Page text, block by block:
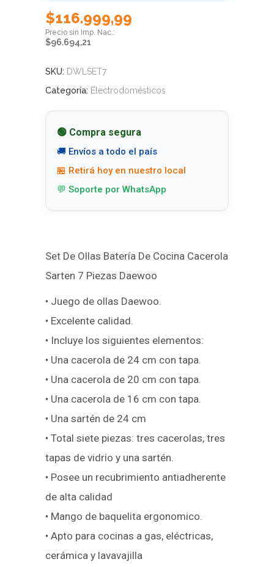
$116.999,99
$96.694,21
SKU: DWLSET7
Categoría: Electrodomésticos
🟢 Compra segura
🚚 Envíos a todo el país
🏪 Retirá hoy en nuestro local
💬 Soporte por WhatsApp
Set De Ollas Batería De Cocina Cacerola
Sarten 7 Piezas Daewoo
• Juego de ollas Daewoo.
• Excelente calidad.
• Incluye los siguientes elementos:
• Una cacerola de 24 cm con tapa.
• Una cacerola de 20 cm con tapa.
• Una cacerola de 16 cm con tapa.
• Una sartén de 24 cm
• Total siete piezas: tres cacerolas, tres
tapas de vidrio y una sartén.
• Posee un recubrimiento antiadherente
de alta calidad
• Mango de baquelita ergonomico.
• Apto para cocinas a gas, eléctricas,
cerámica y lavavajilla